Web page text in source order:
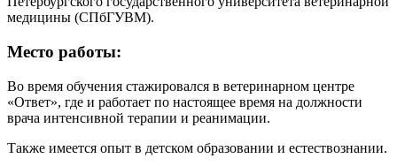
медицины (СПбГУВМ).
Место работы:
Во время обучения стажировался в ветеринарном центре
«Ответ», где и работает по настоящее время на должности
врача интенсивной терапии и реанимации.
Также имеется опыт в детском образовании и естествознании.